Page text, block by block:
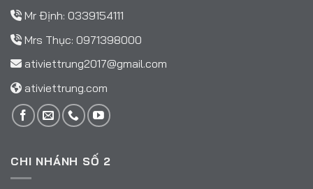
Mr Định: 0339154111
Mrs Thục: 0971398000
ativiettrung2017@gmail.com
ativiettrung.com
CHI NHÁNH SỐ 2